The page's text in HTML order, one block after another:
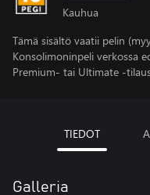
Kauhua
Tämä sisältö vaatii pelin
Konsolimoninpeli verkossa
Premium- tai Ultimate -
TIEDOT
Galleria